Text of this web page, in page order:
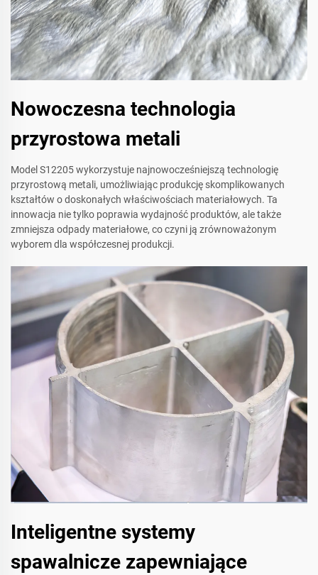
Nowoczesna technologia
przyrostowa metali
Model S12205 wykorzystuje najnowocześniejszą technologię
przyrostową metali, umożliwiając produkcję skomplikowanych
kształtów o doskonałych właściwościach materiałowych. Ta
innowacja nie tylko poprawia wydajność produktów, ale także
zmniejsza odpady materiałowe, co czyni ją zrównoważonym
wyborem dla współczesnej produkcji.
Inteligentne systemy
spawalnicze zapewniające